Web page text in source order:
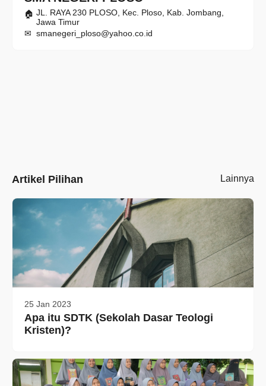
JL. RAYA 230 PLOSO, Kec. Ploso, Kab. Jombang,
Jawa Timur
smanegeri_ploso@yahoo.co.id
Artikel Pilihan Lainnya
25 Jan 2023
Apa itu SDTK (Sekolah Dasar Teologi
Kristen)?